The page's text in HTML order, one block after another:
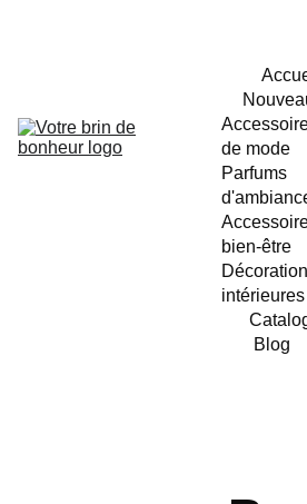
de mode
Parfums
bien-être
intérieures
Blog